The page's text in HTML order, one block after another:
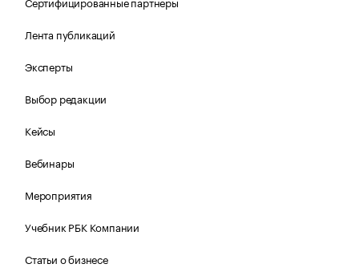
Лента публикаций
Эксперты
Выбор редакции
Кейсы
Вебинары
Мероприятия
Учебник РБК Компании
Статьи о бизнесе